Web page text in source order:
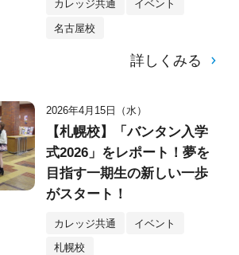
カレッジ共通 イベント
名古屋校
詳しくみる
2026年4月15日（水）
【札幌校】「バンタン入学
式2026」をレポート！夢を
目指す一期生の新しい一歩
がスタート！
カレッジ共通 イベント
札幌校